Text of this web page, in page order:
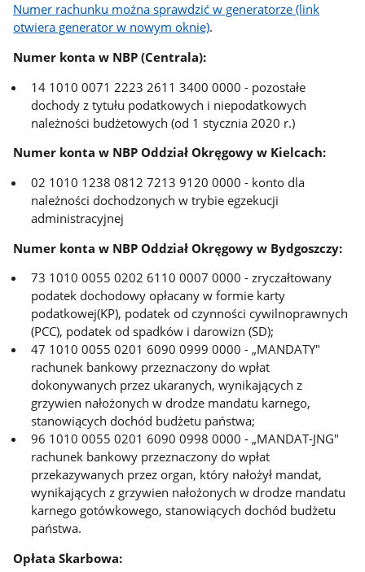
Numer rachunku można sprawdzić w generatorze (link
otwiera generator w nowym oknie).
Numer konta w NBP (Centrala):
14 1010 0071 2223 2611 3400 0000 - pozostałe
dochody z tytułu podatkowych i niepodatkowych
należności budżetowych (od 1 stycznia 2020 r.)
Numer konta w NBP Oddział Okręgowy w Kielcach:
02 1010 1238 0812 7213 9120 0000 - konto dla
należności dochodzonych w trybie egzekucji
administracyjnej
Numer konta w NBP Oddział Okręgowy w Bydgoszczy:
73 1010 0055 0202 6110 0007 0000 - zryczałtowany
podatek dochodowy opłacany w formie karty
podatkowej(KP), podatek od czynności cywilnoprawnych
(PCC), podatek od spadków i darowizn (SD);
47 1010 0055 0201 6090 0999 0000 - „MANDATY"
rachunek bankowy przeznaczony do wpłat
dokonywanych przez ukaranych, wynikających z
grzywien nałożonych w drodze mandatu karnego,
stanowiących dochód budżetu państwa;
96 1010 0055 0201 6090 0998 0000 - „MANDAT-JNG"
rachunek bankowy przeznaczony do wpłat
przekazywanych przez organ, który nałożył mandat,
wynikających z grzywien nałożonych w drodze mandatu
karnego gotówkowego, stanowiących dochód budżetu
państwa.
Opłata Skarbowa: